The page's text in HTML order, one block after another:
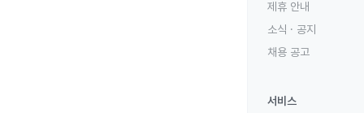
제휴 안내
소식 · 공지
채용 공고
서비스